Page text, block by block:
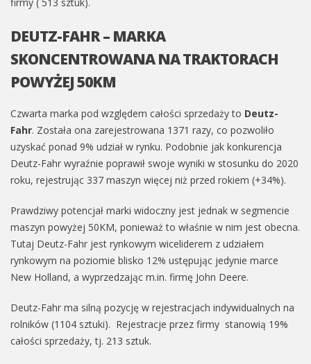
DEUTZ-FAHR – MARKA
SKONCENTROWANA NA TRAKTORACH
POWYŻEJ 50KM
Czwarta marka pod względem całości sprzedaży to Deutz-
Fahr. Została ona zarejestrowana 1371 razy, co pozwoliło
uzyskać ponad 9% udział w rynku. Podobnie jak konkurencja
Deutz-Fahr wyraźnie poprawił swoje wyniki w stosunku do 2020
roku, rejestrując 337 maszyn więcej niż przed rokiem (+34%).
Prawdziwy potencjał marki widoczny jest jednak w segmencie
maszyn powyżej 50KM, ponieważ to właśnie w nim jest obecna.
Tutaj Deutz-Fahr jest rynkowym wiceliderem z udziałem
rynkowym na poziomie blisko 12% ustępując jedynie marce
New Holland, a wyprzedzając m.in. firmę John Deere.
Deutz-Fahr ma silną pozycję w rejestracjach indywidualnych na
rolników (1104 sztuki). Rejestracje przez firmy stanowią 19%
całości sprzedaży, tj. 213 sztuk.